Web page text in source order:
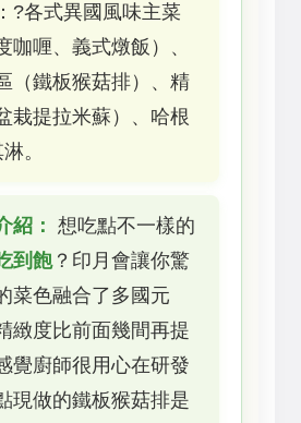
?各式異國風味主菜
咖喱、義式燉飯）、
（鐵板猴菇排）、精
栽提拉米蘇）、哈根
。
紹： 想吃點不一樣的
到飽？印月會讓你驚
菜色融合了多國元
緻度比前面幾間再提
覺廚師很用心在研發
現做的鐵板猴菇排是